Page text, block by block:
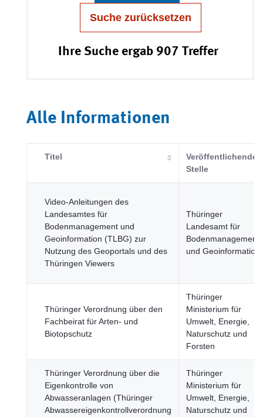
Suche zurücksetzen
Ihre Suche ergab 907 Treffer
Alle Informationen
Titel
Veröffentlichende
Stelle
Video-Anleitungen des
Landesamtes für
Bodenmanagement und
Geoinformation (TLBG) zur
Nutzung des Geoportals und des
Thüringen Viewers
Thüringer
Landesamt für
Bodenmanagement
und Geoinformation
Thüringer Verordnung über den
Fachbeirat für Arten- und
Biotopschutz
Thüringer
Ministerium für
Umwelt, Energie,
Naturschutz und
Forsten
Thüringer Verordnung über die
Eigenkontrolle von
Abwasseranlagen (Thüringer
Abwassereigenkontrollverordnung
Thüringer
Ministerium für
Umwelt, Energie,
Naturschutz und